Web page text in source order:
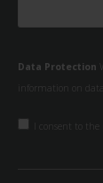
Data Protection
information on data
I consent to